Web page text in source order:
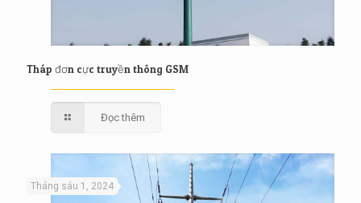
Tháp đơn cực truyền thông GSM
Đọc thêm
Tháng sáu 1, 2024